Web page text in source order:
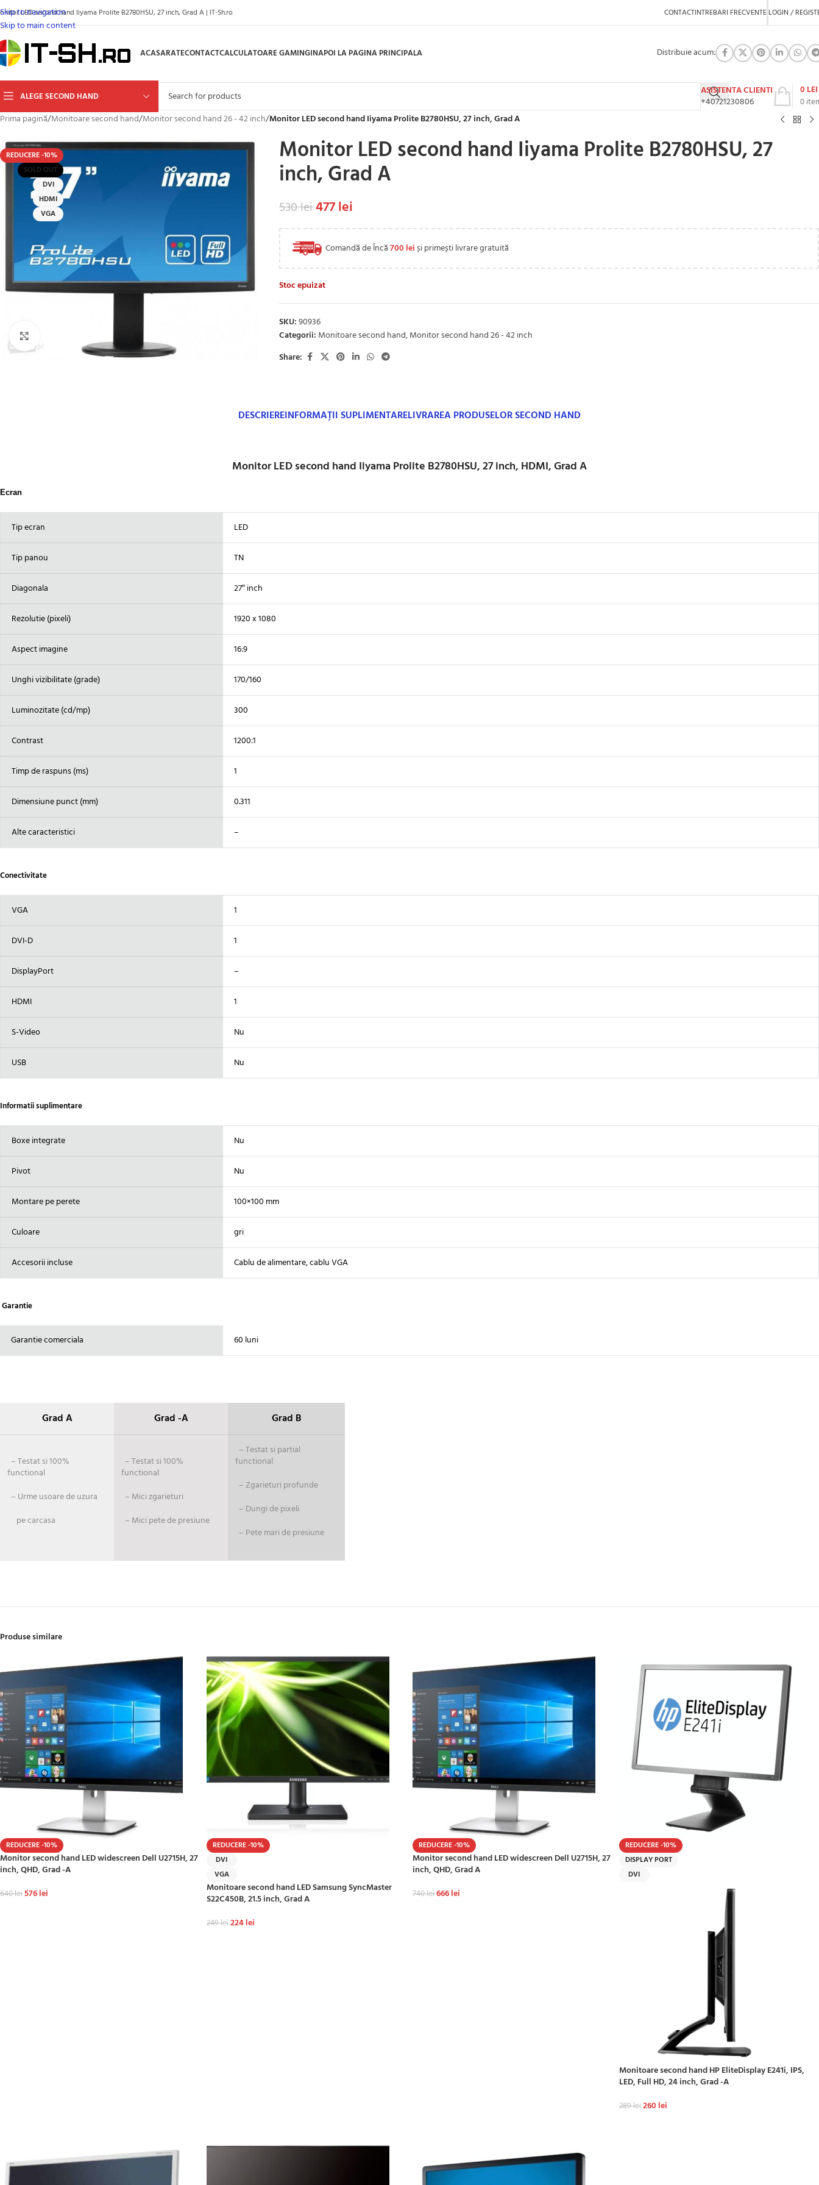
Skip to navigation
Skip to main content
LED second hand Iiyama Prolite B2780HSU, 27 inch, Grad A | IT-Sh.ro CONTACTINTREBARI FRECVENTE LOGIN /
ACASARATECONTACTCALCULATOARE GAMINGINAPOI LA PAGINA PRINCIPALA Distribuie acum:
ALEGE SECOND HAND
ASISTENTA CLIENTI
+40721230806
0
0 LEI
Prima pagină/Monitoare second hand/Monitor second hand 26 - 42 inch/Monitor LED second hand Iiyama Prolite B2780HSU, 27 inch, Grad A
REDUCERE -10%
SOLD OUT
DVI
HDMI
VGA
Monitor LED second hand Iiyama Prolite B2780HSU, 27
inch, Grad A
530lei477lei
Comandă de Încă700 leiși primești livrare gratuită
Stoc epuizat
SKU:90936
Categorii: Monitoare second hand,Monitor second hand 26 - 42 inch
Share:
DESCRIEREINFORMAȚII SUPLIMENTARELIVRAREA PRODUSELOR SECOND HAND
Monitor LED second hand Iiyama Prolite B2780HSU, 27 inch, HDMI, Grad A
Ecran
Tip ecran LED
Tip panou TN
Diagonala 27″ inch
Rezolutie (pixeli) 1920 x 1080
Aspect imagine 16:9
Unghi vizibilitate (grade) 170/160
Luminozitate (cd/mp) 300
Contrast 1200:1
Timp de raspuns (ms) 1
Dimensiune punct (mm) 0.311
Alte caracteristici –
Conectivitate
VGA 1
DVI-D 1
DisplayPort –
HDMI 1
S-Video Nu
USB Nu
Informatii suplimentare
Boxe integrate Nu
Pivot Nu
Montare pe perete 100×100 mm
Culoare gri
Accesorii incluse Cablu de alimentare, cablu VGA
Garantie
Garantie comerciala 60 luni
Grad A Grad -A Grad B
– Testat si 100%
functional
– Urme usoare de uzura
pe carcasa
– Testat si 100%
functional
– Mici zgarieturi
– Mici pete de presiune
– Testat si partial
functional
– Zgarieturi profunde
– Dungi de pixeli
– Pete mari de presiune
Produse similare
REDUCERE -10%
Monitor second hand LED widescreen Dell U2715H, 27
inch, QHD, Grad -A
640lei576lei
REDUCERE -10%
DVI
VGA
Monitoare second hand LED Samsung SyncMaster
S22C450B, 21.5 inch, Grad A
249lei224lei
REDUCERE -10%
Monitor second hand LED widescreen Dell U2715H, 27
inch, QHD, Grad A
740lei666lei
REDUCERE -10%
DISPLAY PORT
DVI
Monitoare second hand HP EliteDisplay E241i, IPS,
LED, Full HD, 24 inch, Grad -A
289lei260 lei